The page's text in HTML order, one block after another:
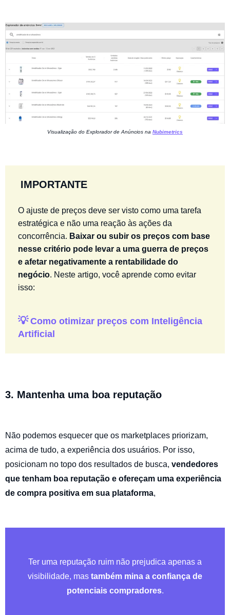
Visualização do Explorador de Anúncios na Nubimetrics
IMPORTANTE
O ajuste de preços deve ser visto como uma tarefa
estratégica e não uma reação às ações da
concorrência. Baixar ou subir os preços com base
nesse critério pode levar a uma guerra de preços
e afetar negativamente a rentabilidade do
negócio. Neste artigo, você aprende como evitar
isso:
💡 Como otimizar preços com Inteligência
Artificial
3. Mantenha uma boa reputação
Não podemos esquecer que os marketplaces priorizam,
acima de tudo, a experiência dos usuários. Por isso,
posicionam no topo dos resultados de busca, vendedores
que tenham boa reputação e ofereçam uma experiência
de compra positiva em sua plataforma,
Ter uma reputação ruim não prejudica apenas a
visibilidade, mas também mina a confiança de
potenciais compradores.